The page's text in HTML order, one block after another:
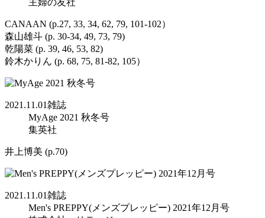
主婦の友社
CANAAN (p.27, 33, 34, 62, 79, 101-102）
森山雄斗 (p. 30-34, 49, 73, 79)
乾陽菜 (p. 39, 46, 53, 82)
鈴木かりん (p. 68, 75, 81-82, 105）
2021.11.01雑誌
MyAge 2021 秋冬号
集英社
井上博美 (p.70)
2021.11.01雑誌
Men's PREPPY(メンズプレッピー) 2021年12月号